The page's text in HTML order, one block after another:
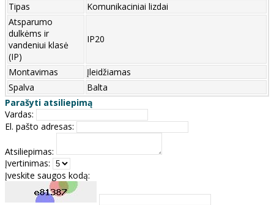
Tipas
Komunikaciniai lizdai
Atsparumo
dulkėms ir
vandeniui klasė
(IP)
IP20
Montavimas
Įleidžiamas
Spalva
Balta
Parašyti atsiliepimą
Vardas:
El. pašto adresas:
Atsiliepimas:
Įvertinimas:
Įveskite saugos kodą: